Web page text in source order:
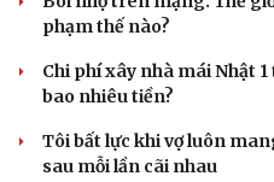
Thông tin doanh nghiệp
Doanh nghiệp 24h
phạm thế nào?
Chi phí xây nhà mái Nhật
bao nhiêu tiền?
Tôi bất lực khi vợ luôn
sau mỗi lần cãi nhau